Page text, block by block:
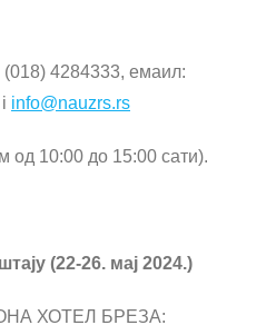
4284333, емаил:
i info@nauzrs.rs
од 10:00 до 15:00 сати).
(22-26. мај 2024.)
ХОТЕЛ БРЕЗА: